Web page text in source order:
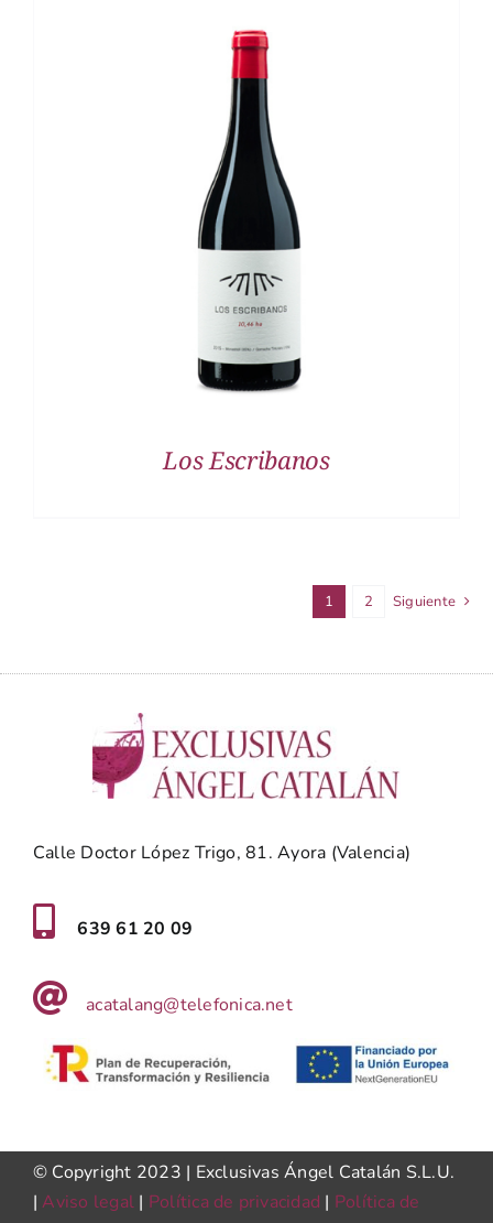
DETALLES
Los Escribanos
1 2 Siguiente
Calle Doctor López Trigo, 81. Ayora (Valencia)
639 61 20 09
acatalang@telefonica.net
© Copyright 2023 | Exclusivas Ángel Catalán S.L.U.
|Aviso legal | Política de privacidad | Política de